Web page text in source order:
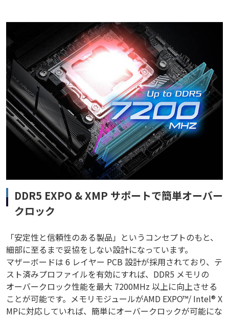
DDR5 EXPO & XMP サポートで簡単オーバー
クロック
「安定性と信頼性のある製品」というコンセプトのもと、
細部に至るまで妥協をしない設計になっています。
マザーボードは 6 レイヤー PCB 設計が採用されており、テ
スト済みプロファイルを有効にすれば、DDR5 メモリの
オーバークロック性能を最大 7200MHz 以上に向上させる
ことが可能です。メモリモジュールがAMD EXPO™/ Intel® X
MPに対応していれば、簡単にオーバークロックが可能にな